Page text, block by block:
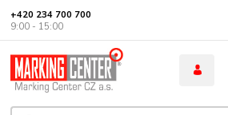
+420 234 700 700
9:00 - 15:00